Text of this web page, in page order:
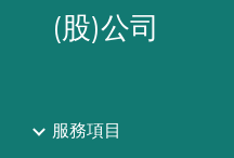
(股)公司
服務項目